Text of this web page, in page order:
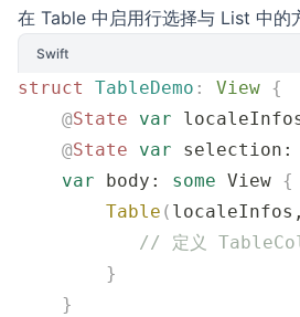
在 Table 中启用行选择与 List 中的
Swift
struct TableDemo : View {
    @
State var
    @
State var selection:
    var
body: some View {
        Table
(
// 定义
        }
    }